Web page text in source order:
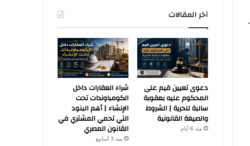
آخر المقالات
دعوى تعيين قيم على
المحكوم عليه بعقوبة
سالبة للحرية | الشروط
والصيغة القانونية
منذ 6 أيام
شراء العقارات داخل
الكومباوندات تحت
الإنشاء | أهم البنود
التي تحمي المشتري في
القانون المصري
منذ 3 أسابيع